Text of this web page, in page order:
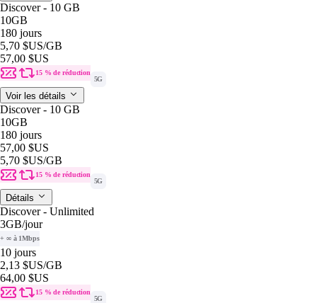
Discover - 10 GB
10GB
180 jours
5,70 $US/GB
57,00 $US
15 % de réduction
5G
Voir les détails
Discover - 10 GB
10GB
180 jours
57,00 $US
5,70 $US/GB
15 % de réduction
5G
Détails
Discover - Unlimited
3GB/jour
+ ∞ à 1Mbps
10 jours
2,13 $US/GB
64,00 $US
15 % de réduction
5G